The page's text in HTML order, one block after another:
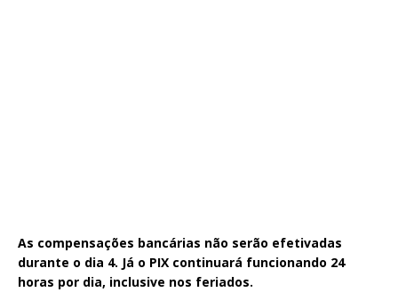
As compensações bancárias não serão efetivadas
durante o dia 4. Já o PIX continuará funcionando 24
horas por dia, inclusive nos feriados.